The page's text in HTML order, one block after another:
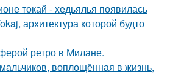
токай - хедьялья появилась
архитектура которой будто
ретро в Милане.
воплощённая в жизнь,